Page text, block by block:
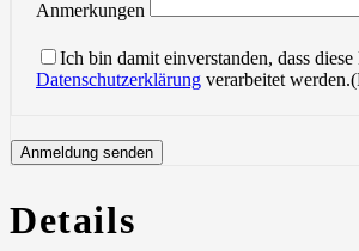
Anmerkungen
Ich bin damit einverstanden, dass
Datenschutzerklärung verarbeitet
Details